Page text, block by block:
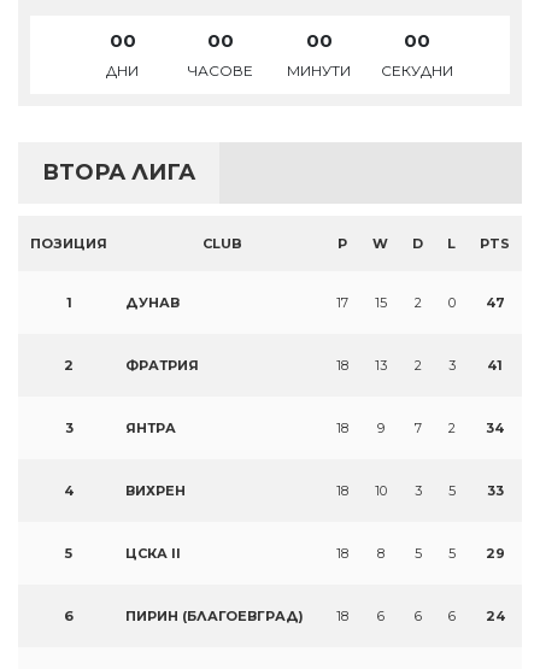
00
ДНИ
00
ЧАСОВЕ
00
МИНУТИ
00
СЕКУДНИ
ВТОРА ЛИГА
ПОЗИЦИЯ CLUB P W D L PTS
1 ДУНАВ 17 15 2 0 47
2 ФРАТРИЯ 18 13 2 3 41
3 ЯНТРА 18 9 7 2 34
4 ВИХРЕН 18 10 3 5 33
5 ЦСКА II 18 8 5 5 29
6 ПИРИН (БЛАГОЕВГРАД) 18 6 6 6 24